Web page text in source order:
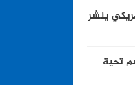
ينشر
تحية